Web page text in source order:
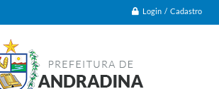
Login / Cadastro